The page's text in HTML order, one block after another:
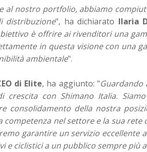
al nostro portfolio, abbiamo
distribuzione", ha dichiarato Ilaria
è offrire ai rivenditori una
in questa visione con una
ambientale".
di Elite, ha aggiunto: "Guardando
crescita con Shimano Italia.
consolidamento della nostra
competenza nel settore e la sua
garantire un servizio eccellente
e ciclistici a un pubblico sempre più